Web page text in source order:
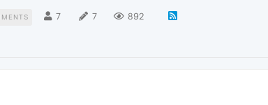
7 7 892